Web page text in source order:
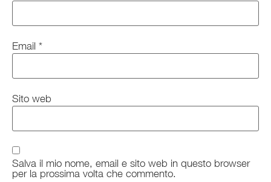
Email *
Sito web
Salva il mio nome, email e sito web in questo browser
per la prossima volta che commento.